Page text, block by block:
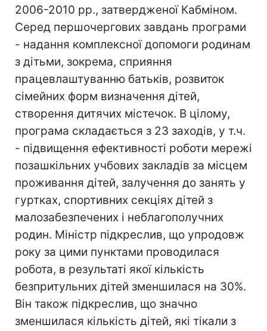
2006-2010 рр., затвердженої Кабміном.
Серед першочергових завдань програми
- надання комплексної допомоги родинам
з дітьми, зокрема, сприяння
працевлаштуванню батьків, розвиток
сімейних форм визначення дітей,
створення дитячих містечок. В цілому,
програма складається з 23 заходів, у т.ч.
- підвищення ефективності роботи мережі
позашкільних учбових закладів за місцем
проживання дітей, залучення до занять у
гуртках, спортивних секціях дітей з
малозабезпечених і неблагополучних
родин. Міністр підкреслив, що упродовж
року за цими пунктами проводилася
робота, в результаті якої кількість
безпритульних дітей зменшилася на 30%.
Він також підкреслив, що значно
зменшилася кількість дітей, які тікали з